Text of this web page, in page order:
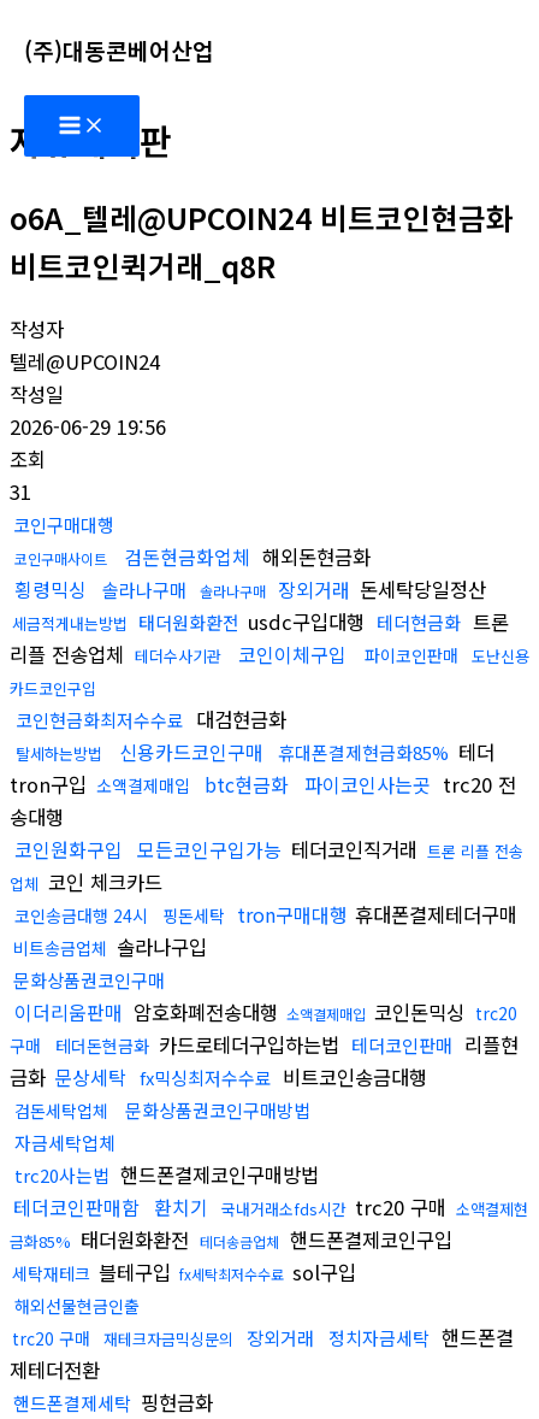
텐
츠
로
건
뛰
기
(주)대동콘베어산업
Main
Menu
자유게시판
o6A_텔레@UPCOIN24 비트코인현금화
비트코인퀵거래_q8R
작성자
텔레@UPCOIN24
작성일
2026-06-29 19:56
조회
31
코인구매대행
코인구매사이트 검돈현금화업체 해외돈현금화
횡령믹싱
솔라나구매 솔라나구매 장외거래 돈세탁당일정산
세금적게내는방법 태더원화환전 usdc구입대행 테더현금화 트론
리플 전송업체 테더수사기관 코인이체구입 파이코인판매
도난신용
카드코인구입
코인현금화최저수수료 대검현금화
탈세하는방법 신용카드코인구매 휴대폰결제현금화85% 테더
tron구입 소액결제매입 btc현금화 파이코인사는곳 trc20 전
송대행
코인원화구입 모든코인구입가능 테더코인직거래 트론 리플 전송
업체 코인 체크카드
코인송금대행 24시 핑돈세탁 tron구매대행 휴대폰결제테더구매
비트송금업체 솔라나구입
문화상품권코인구매
이더리움판매 암호화폐전송대행 소액결제매입 코인돈믹싱 trc20
구매
테더돈현금화 카드로테더구입하는법 테더코인판매 리플현
금화 문상세탁 fx믹싱최저수수료 비트코인송금대행
검돈세탁업체
문화상품권코인구매방법
자금세탁업체
trc20사는법 핸드폰결제코인구매방법
테더코인판매함 환치기 국내거래소fds시간 trc20 구매 소액결제현
금화85% 태더원화환전 테더송금업체 핸드폰결제코인구입
세탁재테크 블테구입 fx세탁최저수수료 sol구입
해외선물현금인출
trc20 구매
재테크자금믹싱문의 장외거래 정치자금세탁 핸드폰결
제테더전환
핸드폰결제세탁 핑현금화